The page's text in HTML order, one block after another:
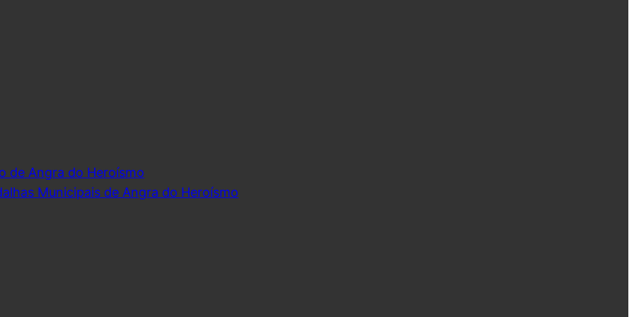
de Angra do Heroísmo
Municipais de Angra do Heroísmo